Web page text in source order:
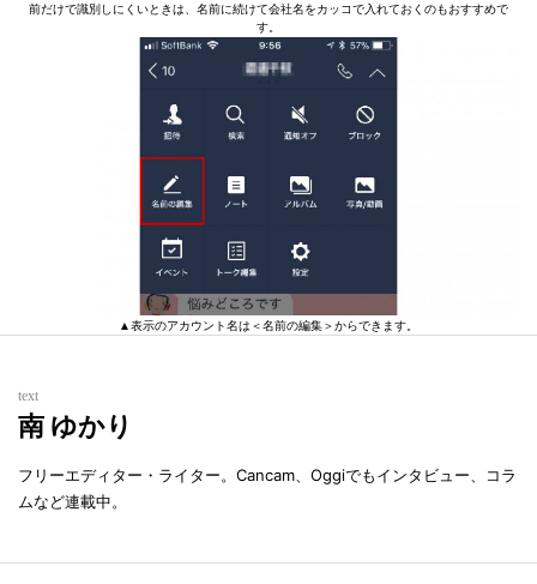
前だけで識別しにくいときは、名前に続けて会社名をカッコで入れておくのもおすすめで
す。
▲表示のアカウント名は＜名前の編集＞からできます。
text
南 ゆかり
フリーエディター・ライター。Cancam、Oggiでもインタビュー、コラ
ムなど連載中。